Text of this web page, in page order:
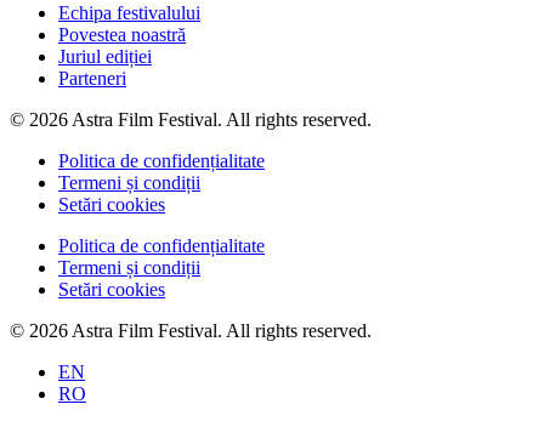
Echipa festivalului
Povestea noastră
Juriul ediției
Parteneri
© 2026 Astra Film Festival. All rights reserved.
Politica de confidențialitate
Termeni și condiții
Setări cookies
Politica de confidențialitate
Termeni și condiții
Setări cookies
© 2026 Astra Film Festival. All rights reserved.
EN
RO